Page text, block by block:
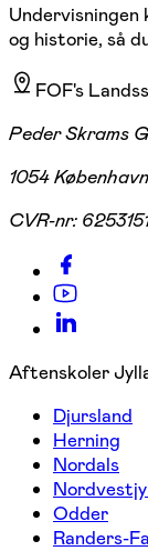
Undervisningen
og historie, så
FOF's
Peder Skrams
1054
CVR-nr:
Aftenskoler
Djursland
Herning
Nordals
Odder
Randers-